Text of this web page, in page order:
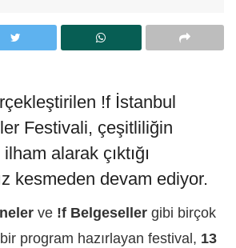
!f İstanbul
Festivali, çeşitliliğin
alarak çıktığı
kesmeden devam ediyor.
ve !f Belgeseller gibi birçok
program hazırlayan festival, 13